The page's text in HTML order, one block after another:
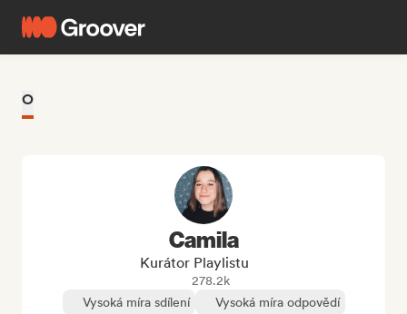
O
Camila
Kurátor Playlistu
278.2k
Vysoká míra sdílení
Vysoká míra odpovědí